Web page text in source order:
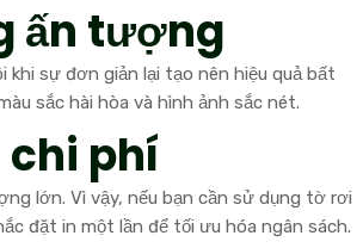
ấn tượng
sự đơn giản lại tạo nên hiệu quả bất
sắc hài hòa và hình ảnh sắc nét.
chi phí
lớn. Vì vậy, nếu bạn cần sử dụng tờ rơi
đặt in một lần để tối ưu hóa ngân sách.